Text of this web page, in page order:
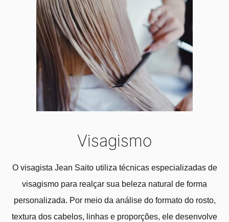
Visagismo
O visagista Jean Saito utiliza técnicas especializadas de
visagismo para realçar sua beleza natural de forma
personalizada. Por meio da análise do formato do rosto,
textura dos cabelos, linhas e proporções, ele desenvolve